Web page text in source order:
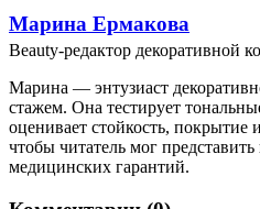
Марина Ермакова
Beauty-редактор декоративной
Марина — энтузиаст
стажем. Она тестирует
оценивает стойкость,
чтобы читатель мог
медицинских гарантий.